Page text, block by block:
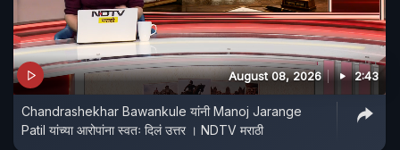
August 08, 2026 2:43
Chandrashekhar Bawankule यांनी Manoj Jarange
Patil यांच्या आरोपांना स्वतः दिलं उत्तर । NDTV मराठी